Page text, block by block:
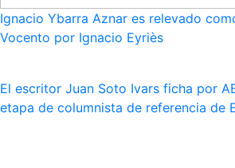
Ignacio Ybarra Aznar es relevado
Vocento por Ignacio Eyriès
El escritor Juan Soto Ivars ficha por
etapa de columnista de referencia de